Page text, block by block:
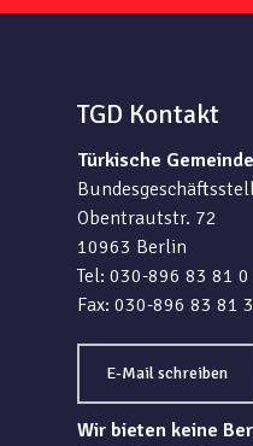
TGD Kontakt
Türkische
Obentrautstr. 72
10963 Berlin
Tel: 030-896 83 81 0
Fax: 030-896 83 81
E-Mail schreiben
Wir bieten keine